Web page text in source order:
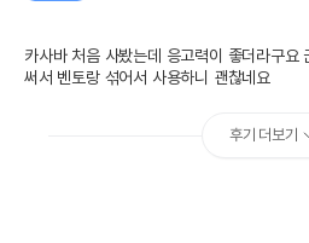
카사바 처음 사봤는데 응고력이 좋더라구요
써서 벤토랑 섞어서 사용하니 괜찮네요
후기 더보기